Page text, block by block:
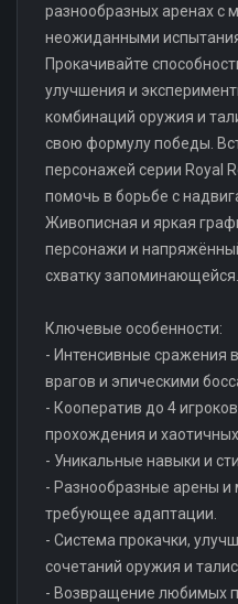
разнообразных аренах
неожиданными
Прокачивайте
улучшения и
комбинаций оружия и
свою формулу победы.
персонажей серии Royal
помочь в борьбе с
Живописная и яркая
персонажи и
схватку запоминающейся.
Ключевые особенности:
- Интенсивные сражения
врагов и эпическими
- Кооператив до 4
прохождения и хаотичных
- Уникальные навыки и
- Разнообразные арены
требующее адаптации.
- Система прокачки,
сочетаний оружия и
- Возвращение любимых